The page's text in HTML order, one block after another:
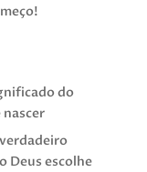
do
Deus escolhe